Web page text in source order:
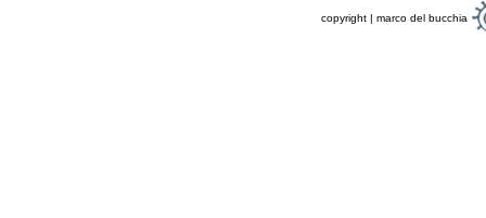
copyright | marco del bucchia